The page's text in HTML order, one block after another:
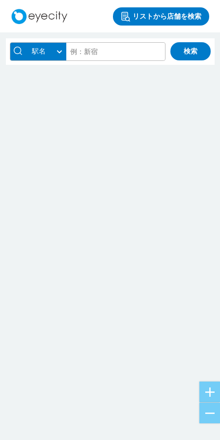
リストから店舗を検索
駅名 検索